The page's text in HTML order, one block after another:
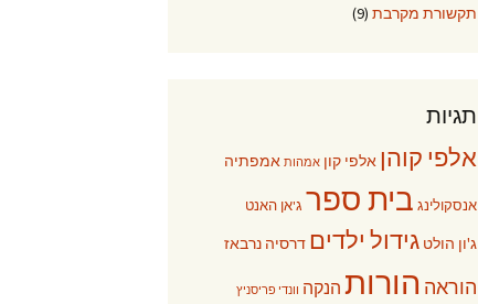
תקשורת מקרבת (9)
תגיות
אלפי קוהן אלפי קון אמהות אמפתיה
אנסקולינג בית ספר ג'אן האנט
ג'ון הולט גידול ילדים דרסיה נרבאז
הוראה הורות הנקה וונדי פריסניץ